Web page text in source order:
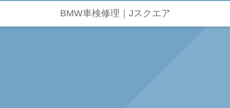
BMW車検修理｜Jスクエア